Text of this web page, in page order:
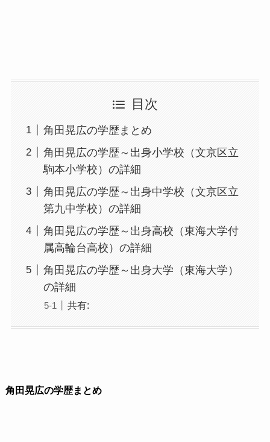
目次
角田晃広の学歴まとめ
角田晃広の学歴～出身小学校（文京区立
駒本小学校）の詳細
角田晃広の学歴～出身中学校（文京区立
第九中学校）の詳細
角田晃広の学歴～出身高校（東海大学付
属高輪台高校）の詳細
角田晃広の学歴～出身大学（東海大学）
の詳細
共有:
角田晃広の学歴まとめ